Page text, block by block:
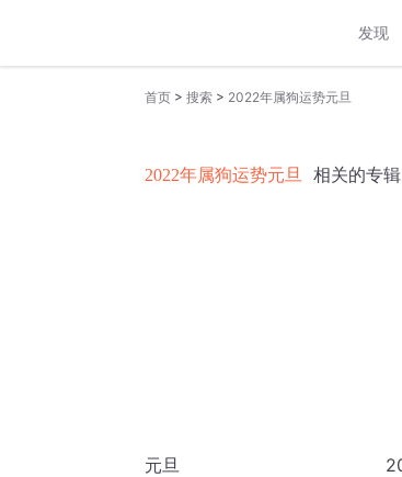
发现
首页 > 搜索 > 2022年属狗运势元旦
2022年属狗运势元旦 相关的专辑
元旦